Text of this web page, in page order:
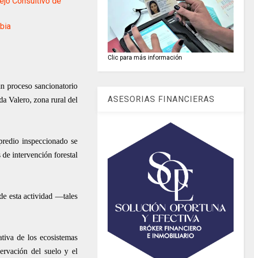
proceso sancionatorio
Valero, zona rural del
inspeccionado se
intervención forestal
esta actividad —tales
de los ecosistemas
del suelo y el
Clic para más información
ASESORIAS FINANCIERAS